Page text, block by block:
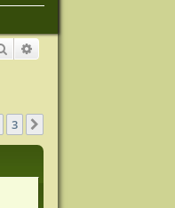
Szukaj
3